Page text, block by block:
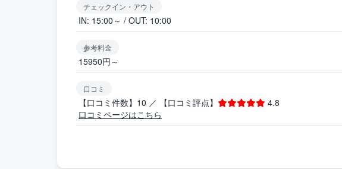
チェックイン・アウト
IN: 15:00～ / OUT: 10:00
参考料金
15950円～
口コミ
【口コミ件数】10 ／ 【口コミ評点】
4.8
口コミページはこちら